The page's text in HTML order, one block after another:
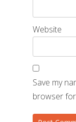
Website
Save my
browser